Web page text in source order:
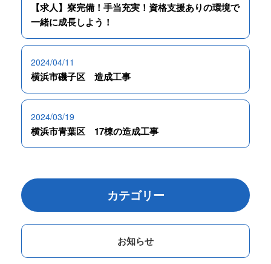
【求人】寮完備！手当充実！資格支援ありの環境で
一緒に成長しよう！
2024/04/11
横浜市磯子区 造成工事
2024/03/19
横浜市青葉区 17棟の造成工事
カテゴリー
お知らせ